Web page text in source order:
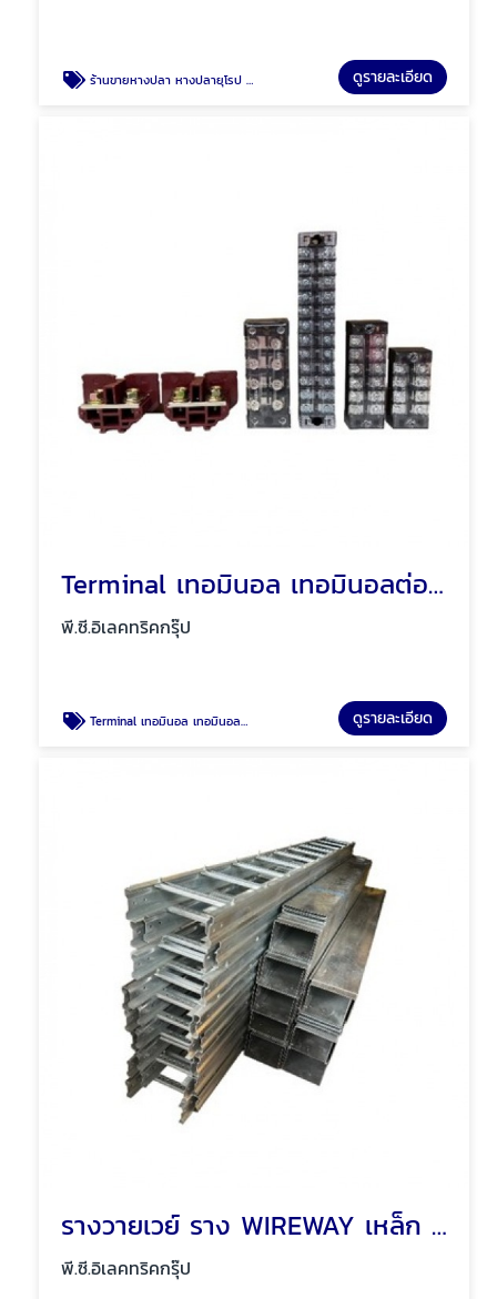
ร้านขายหางปลา หางปลายุโรป พัทยา ชลบุรี ดูรายละเอียด
Terminal เทอมินอล เทอมินอลต่อสายไฟ พัทยา ชลบุรี
พี.ซี.อิเลคทริคกรุ๊ป
Terminal เทอมินอล เทอมินอลต่อสายไฟ ดูรายละเอียด
รางวายเวย์ ราง WIREWAY เหล็ก รางเหล็ก พัทยา ชลบุรี
พี.ซี.อิเลคทริคกรุ๊ป